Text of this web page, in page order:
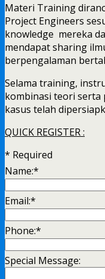
Materi Training
Project Engineers
knowledge mereka
mendapat sharing
berpengalaman
Selama training,
kombinasi teori serta
kasus telah
QUICK REGISTER :
* Required
Name:*
Email:*
Phone:*
Special Message: